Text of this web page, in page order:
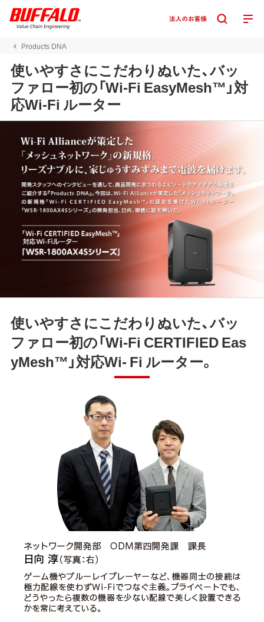
Products DNA
使いやすさにこだわりぬいた、バッ
ファロー初の「Wi-Fi EasyMesh™」対
応Wi-Fi ルーター
使いやすさにこだわりぬいた、バッ
ファロー初の「Wi-Fi CERTIFIED Eas
yMesh™」対応Wi- Fi ルーター。